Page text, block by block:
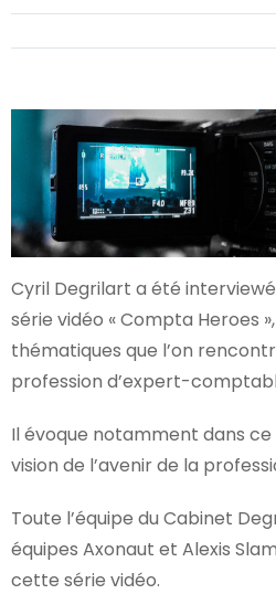
Cyril Degrilart a été
série vidéo « Compta Heroes
thématiques que l’on
profession d’expert-
Il évoque notamment dans
vision de l’avenir de la
Toute l’équipe du Cabinet
équipes Axonaut et Alexis
cette série vidéo.